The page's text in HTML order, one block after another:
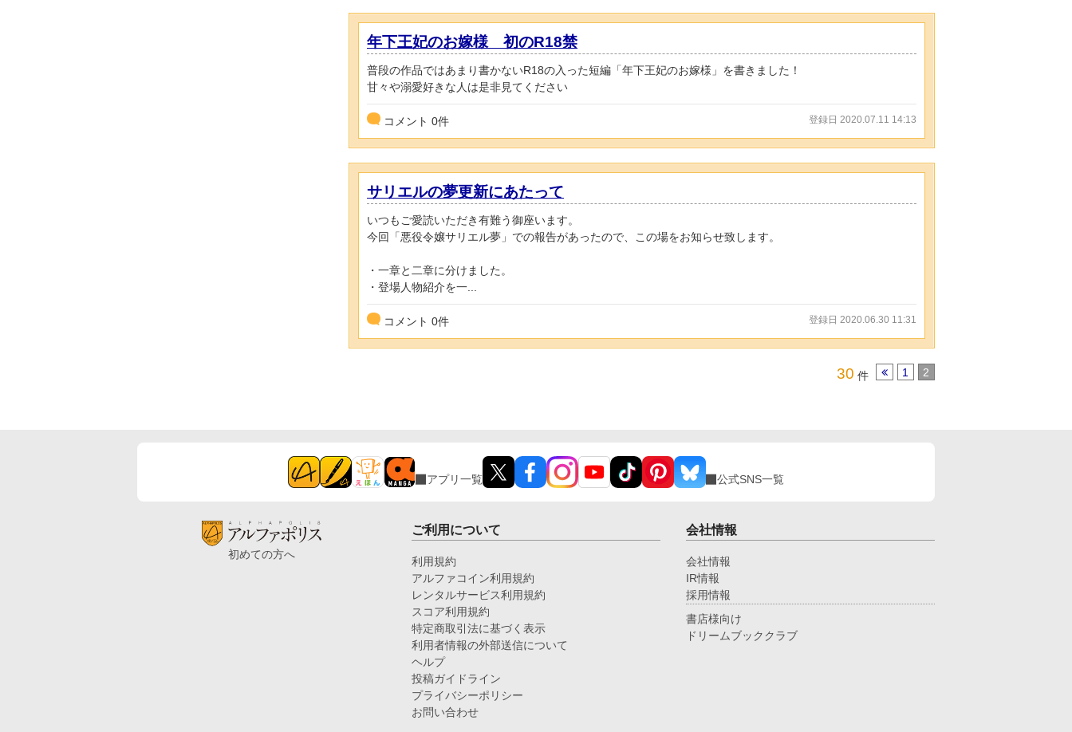
年下王妃のお嫁様 初のR18禁
普段の作品ではあまり書かないR18の入った短編「年下王妃のお嫁様」を書きました！
甘々や溺愛好きな人は是非見てください
コメント 0件 登録日 2020.07.11 14:13
サリエルの夢更新にあたって
いつもご愛読いただき有難う御座います。
今回「悪役令嬢サリエル夢」での報告があったので、この場をお知らせ致します。
・一章と二章に分けました。
・登場人物紹介を一...
コメント 0件 登録日 2020.06.30 11:31
30 件 1 2
アプリ一覧 公式SNS一覧
初めての方へ
ご利用について
利用規約
アルファコイン利用規約
レンタルサービス利用規約
スコア利用規約
特定商取引法に基づく表示
利用者情報の外部送信について
ヘルプ
投稿ガイドライン
プライバシーポリシー
お問い合わせ
会社情報
会社情報
IR情報
採用情報
書店様向け
ドリームブッククラブ